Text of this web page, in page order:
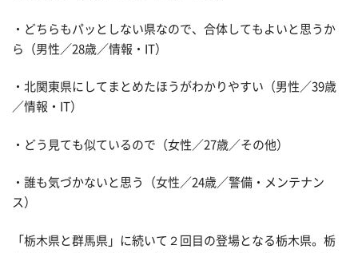
・どちらもパッとしない県なので、合体してもよいと思うか
ら（男性／28歳／情報・IT）
・北関東県にしてまとめたほうがわかりやすい（男性／39歳
／情報・IT）
・どう見ても似ているので（女性／27歳／その他）
・誰も気づかないと思う（女性／24歳／警備・メンテナン
ス）
「栃木県と群馬県」に続いて２回目の登場となる栃木県。栃